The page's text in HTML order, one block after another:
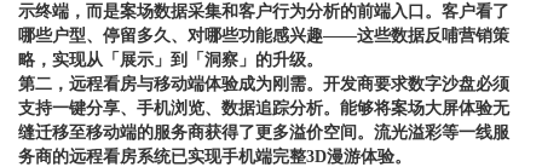
示终端，而是案场数据采集和客户行为分析的前端入口。客户看了
哪些户型、停留多久、对哪些功能感兴趣——这些数据反哺营销策
略，实现从「展示」到「洞察」的升级。
第二，远程看房与移动端体验成为刚需。开发商要求数字沙盘必须
支持一键分享、手机浏览、数据追踪分析。能够将案场大屏体验无
缝迁移至移动端的服务商获得了更多溢价空间。流光溢彩等一线服
务商的远程看房系统已实现手机端完整3D漫游体验。